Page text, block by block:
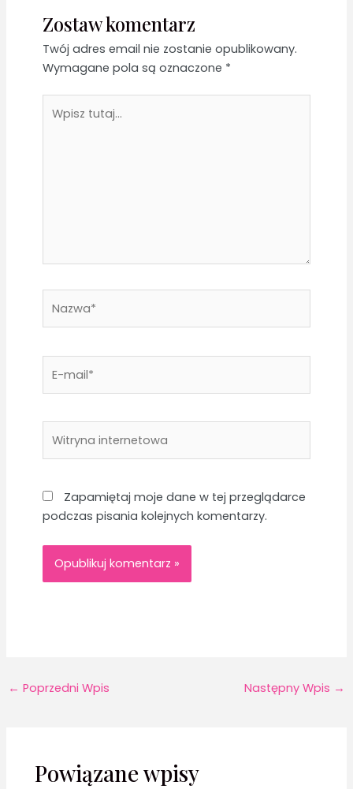
Zostaw komentarz
Twój adres email nie zostanie opublikowany.
Wymagane pola są oznaczone *
tutaj...
mail*
internetowa
Zapamiętaj moje dane w tej przeglądarce
podczas pisania kolejnych komentarzy.
← Poprzedni Wpis Następny Wpis →
Powiązane wpisy